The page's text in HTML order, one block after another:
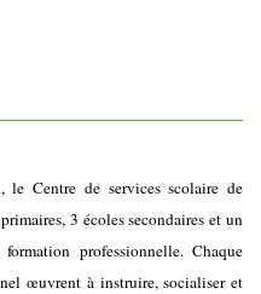
le Centre de services scolaire de
3 écoles secondaires et un
professionnelle. Chaque
œuvrent à instruire, socialiser et